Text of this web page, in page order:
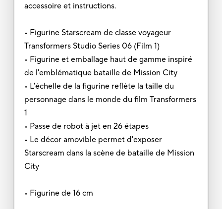
accessoire et instructions.
• Figurine Starscream de classe voyageur
Transformers Studio Series 06 (Film 1)
• Figurine et emballage haut de gamme inspiré
de l'emblématique bataille de Mission City
• L'échelle de la figurine reflète la taille du
personnage dans le monde du film Transformers
1
• Passe de robot à jet en 26 étapes
• Le décor amovible permet d'exposer
Starscream dans la scène de bataille de Mission
City
• Figurine de 16 cm